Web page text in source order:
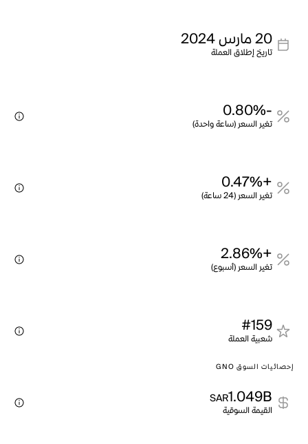
20 مارس 2024
تاريخ إطلاق العملة
-0.80%
تغير السعر (ساعة واحدة)
+0.47%
تغير السعر (24 ساعة)
+2.86%
تغير السعر (أسبوع)
#159
شعبية العملة
إحصائيات السوق GNO
1.049B
SAR
القيمة السوقية